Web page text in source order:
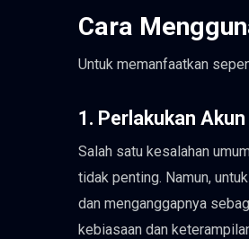
Cara
Untuk memanfaatkan
1. Perlakukan
Salah satu kesalahan
tidak penting. Namun,
dan menganggapnya
kebiasaan dan